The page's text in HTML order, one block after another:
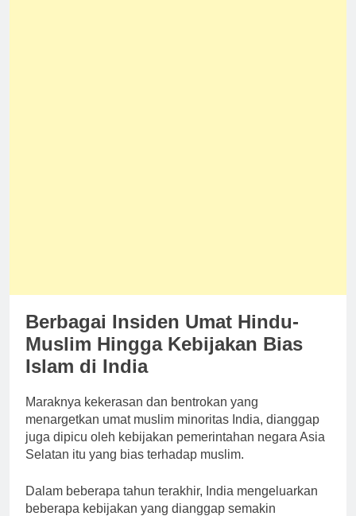
Berbagai Insiden Umat Hindu-
Muslim Hingga Kebijakan Bias
Islam di India
Maraknya kekerasan dan bentrokan yang
menargetkan umat muslim minoritas India, dianggap
juga dipicu oleh kebijakan pemerintahan negara Asia
Selatan itu yang bias terhadap muslim.
Dalam beberapa tahun terakhir, India mengeluarkan
beberapa kebijakan yang dianggap semakin